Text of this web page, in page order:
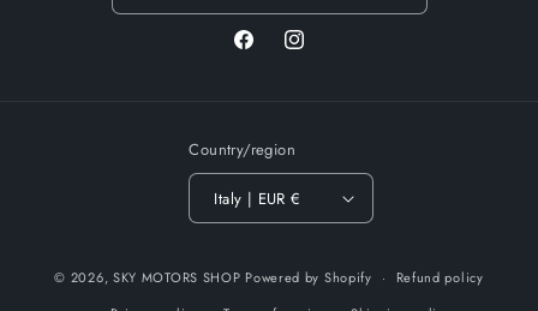
FacebookInstagram
Country/region
Italy | EUR €
© 2026, SKY MOTORS SHOP Powered by Shopify
Refund policy